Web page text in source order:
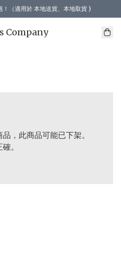
（適用於 本地送貨、本地取貨 )
Company
，此商品可能已下架。
。